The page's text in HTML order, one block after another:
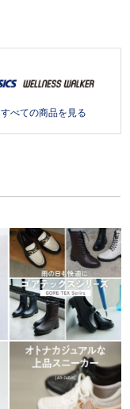
すべての商品を見る